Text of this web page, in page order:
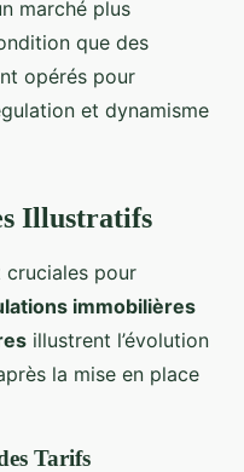
marché plus
que des
opérés pour
et dynamisme
Illustratifs
cruciales pour
immobilières
illustrent l’évolution
la mise en place
Tarifs